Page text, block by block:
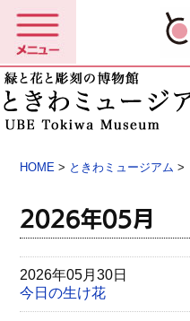
HOME > ときわミュージアム >
2026年05月
2026年05月30日
今日の生け花